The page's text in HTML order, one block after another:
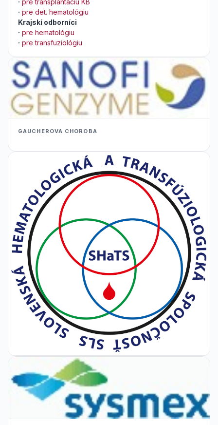
· pre transplantáciu KB
· pre det. hematológiu
Krajskí odborníci
· pre hematológiu
· pre transfuziológiu
GAUCHEROVA CHOROBA